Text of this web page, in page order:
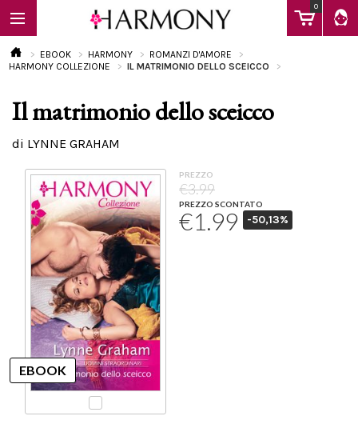
0
EBOOK
Calendario
EBOOK HARMONY
ROMANZI D'AMORE
HARMONY COLLEZIONE
IL MATRIMONIO DELLO SCEICCO
Il matrimonio dello sceicco
di LYNNE GRAHAM
PREZZO
€3.99
PREZZO SCONTATO
€1.99 -50,13%